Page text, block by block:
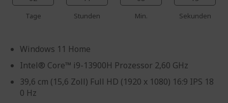
Tage Stunden Min. Sekunden
Windows 11 Home
Intel® Core™ i9-13900H Prozessor 2,60 GHz
39,6 cm (15,6 Zoll) Full HD (1920 x 1080) 16:9 IPS 18
0 Hz